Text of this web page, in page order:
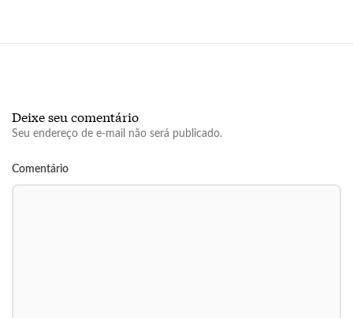
Deixe seu comentário
Seu endereço de e-mail não será publicado.
Comentário